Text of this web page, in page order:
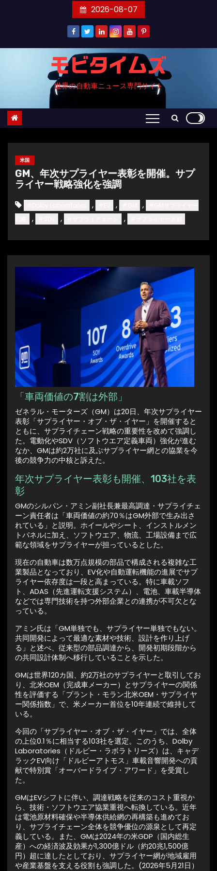
ン
プ
2026-08-07
モビタイムズ
世界の自動車ニュース専門サイト
米国
GM、年次サプライヤー表彰を開催。サプ
ライヤー戦略強化を強調
, , ,
, , ,
「車両価値の7割は外部」
ゼネラル・モーターズ（GM）は20日、年次サプライヤー
表彰「サプライヤー・オブ・ザ・イヤー」を開催すると
ともに、サプライチェーン戦略の重要性を改めて強調し
た。電動化やSDV（ソフトウエア定義車両）強化が進む
なか、GMは約2万社に及ぶサプライヤー網との協業を今
後の競争力の中核と訴えた。
年次サプライヤー表彰も開催、103社を表
彰
GMのシルパン・アミン副社長兼最高調達・サプライチェ
ーン責任者は「車両価値の約70％はGM外部で生み出さ
れている」と説明。ホイールやシート、インストルメン
トパネルに加え、ソフトウエア、物流、工場設備まで広
範な領域をサプライヤーが担っているとした。
現在の自動車は数万点規模の部品で構成される複雑な工
業製品となっており、EV化や自動運転機能の進展でサプ
ライヤー依存度は一段と高まっている。特に車載ソフ
ト、ADAS（先進運転支援システム）、電池、車載半導体
などでは専門技術を持つ外部企業との連携が不可欠とな
っている。
アミン氏は「GM単独でも、サプライヤー単独でもない。
共同開発によって最適な素材や技術、設計を作り上げ
る」と述べ、従来型の部品調達から、開発初期段階から
の共同設計体制へ移行していることを示した。
GMは世界120カ国、約2万社のサプライヤーと取引してお
り、北米OEM（完成車メーカー）とサプライヤーの関係
性を評価する「プラント・モラン北米OEM・サプライヤ
ー関係指数」で、米メーカー首位を10年連続で維持して
いる。
今回の「サプライヤー・オブ・ザ・イヤー」では、全体
の上位0.1％に相当する103社を選定。このうち、Dolby
Laboratories（ドルビー・ラボラトリーズ）は、キャデ
ラックEV向け「ドルビーアトモス」車載音響開発への貢
献で特別賞「オーバードライブ・アワード」を受賞し
た。
GMはEVシフトに伴い、調達戦略を従来のコスト重視か
ら、技術・ソフトウエア協業重視へ転換している。近年
は電池原材料確保や半導体供給網の再構築も進めてお
り、サプライチェーン全体を競争優位の源泉として再定
義している。また、GMは2024年の米GDP（国内総生
産）への経済波及効果が1,300億ドル（約20兆1,500億
円）超に達したとしており、サプライヤー網が地域雇用
や産業基盤を支える役割も強調した。(2026年5月21日）